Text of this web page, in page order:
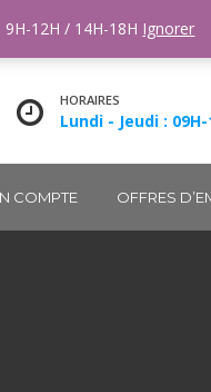
HORAIRES
Lundi - Jeudi :
COMPTE OFFRES
9H-12H / 14H-18H Ignorer